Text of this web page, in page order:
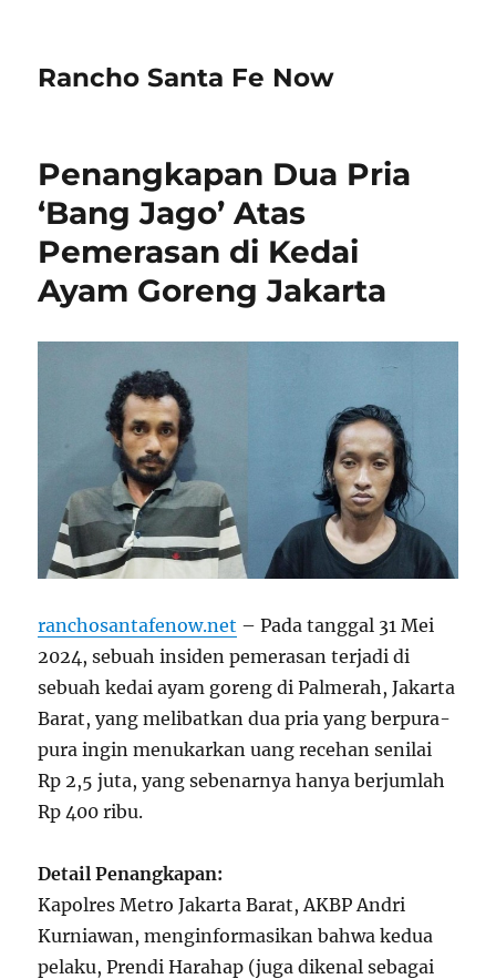
Rancho Santa Fe Now
Penangkapan Dua Pria
‘Bang Jago’ Atas
Pemerasan di Kedai
Ayam Goreng Jakarta
ranchosantafenow.net – Pada tanggal 31 Mei
2024, sebuah insiden pemerasan terjadi di
sebuah kedai ayam goreng di Palmerah, Jakarta
Barat, yang melibatkan dua pria yang berpura-
pura ingin menukarkan uang recehan senilai
Rp 2,5 juta, yang sebenarnya hanya berjumlah
Rp 400 ribu.
Detail Penangkapan:
Kapolres Metro Jakarta Barat, AKBP Andri
Kurniawan, menginformasikan bahwa kedua
pelaku, Prendi Harahap (juga dikenal sebagai